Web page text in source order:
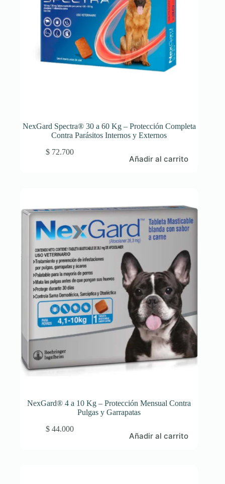
NexGard Spectra® 30 a 60 Kg – Protección Completa
Contra Parásitos Internos y Externos
$72.700
Añadir al carrito
NexGard® 4 a 10 Kg – Protección Mensual Contra
Pulgas y Garrapatas
$44.000
Añadir al carrito